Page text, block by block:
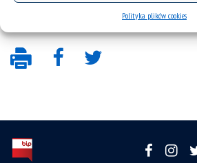
Polityka plików cookies